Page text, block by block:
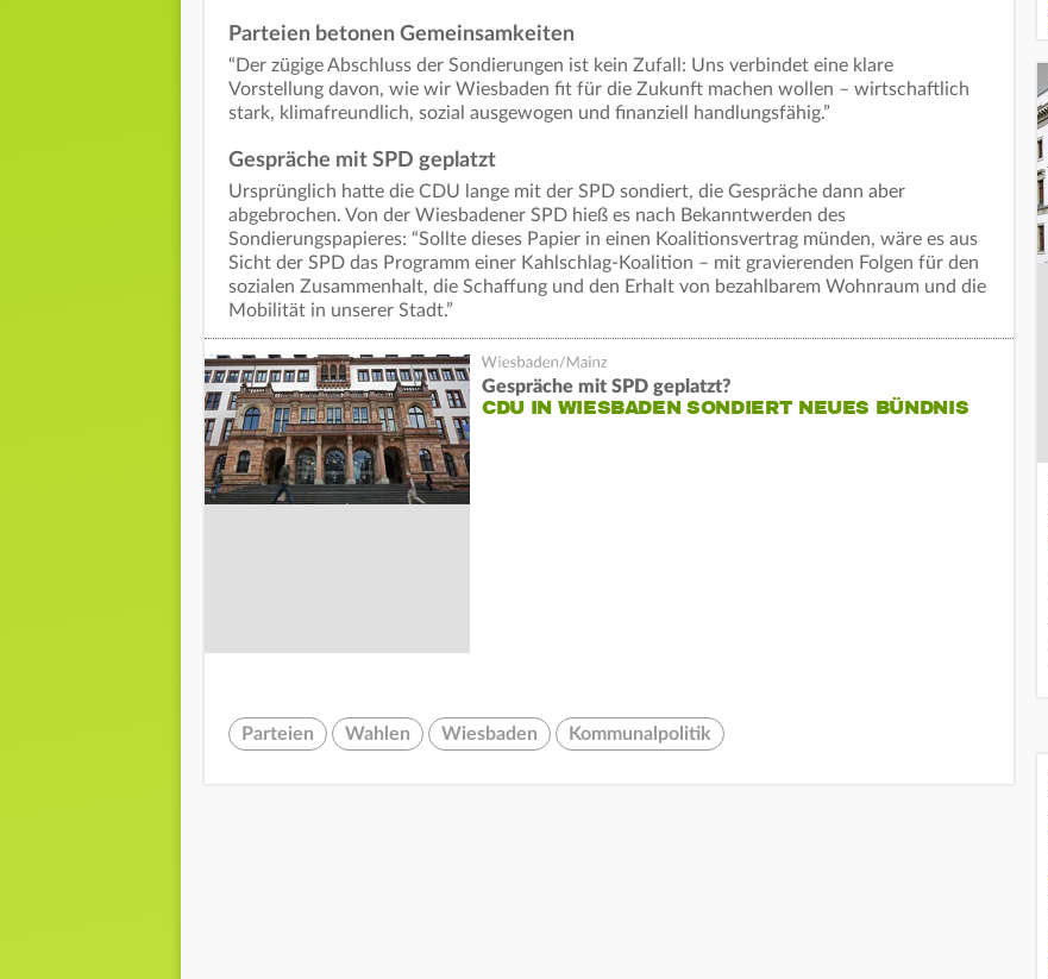
Parteien betonen Gemeinsamkeiten
“Der zügige Abschluss der Sondierungen ist kein Zufall: Uns verbindet eine klare
Vorstellung davon, wie wir Wiesbaden fit für die Zukunft machen wollen – wirtschaftlich
stark, klimafreundlich, sozial ausgewogen und finanziell handlungsfähig.”
Gespräche mit SPD geplatzt
Ursprünglich hatte die CDU lange mit der SPD sondiert, die Gespräche dann aber
abgebrochen. Von der Wiesbadener SPD hieß es nach Bekanntwerden des
Sondierungspapieres: “Sollte dieses Papier in einen Koalitionsvertrag münden, wäre es aus
Sicht der SPD das Programm einer Kahlschlag‑Koalition – mit gravierenden Folgen für den
sozialen Zusammenhalt, die Schaffung und den Erhalt von bezahlbarem Wohnraum und die
Mobilität in unserer Stadt.”
Gespräche mit SPD geplatzt?
CDU IN WIESBADEN SONDIERT NEUES BÜNDNIS
Parteien Wahlen Wiesbaden Kommunalpolitik